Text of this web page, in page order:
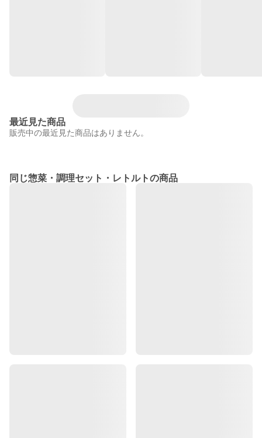
最近見た商品
販売中の最近見た商品はありません。
同じ惣菜・調理セット・レトルトの商品